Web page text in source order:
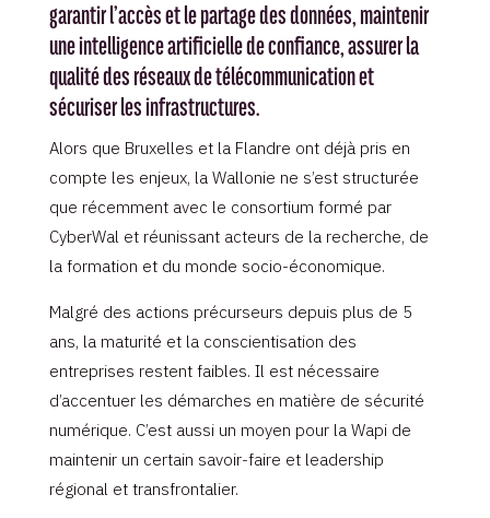
garantir l’accès et le partage des données, maintenir
une intelligence artificielle de confiance, assurer la
qualité des réseaux de télécommunication et
sécuriser les infrastructures.
Alors que Bruxelles et la Flandre ont déjà pris en
compte les enjeux, la Wallonie ne s’est structurée
que récemment avec le consortium formé par
CyberWal et réunissant acteurs de la recherche, de
la formation et du monde socio-économique.
Malgré des actions précurseurs depuis plus de 5
ans, la maturité et la conscientisation des
entreprises restent faibles. Il est nécessaire
d’accentuer les démarches en matière de sécurité
numérique. C’est aussi un moyen pour la Wapi de
maintenir un certain savoir-faire et leadership
régional et transfrontalier.